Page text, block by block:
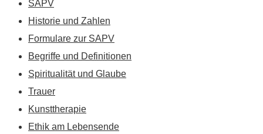
SAPV
Historie und Zahlen
Formulare zur SAPV
Begriffe und Definitionen
Spiritualität und Glaube
Trauer
Kunsttherapie
Ethik am Lebensende